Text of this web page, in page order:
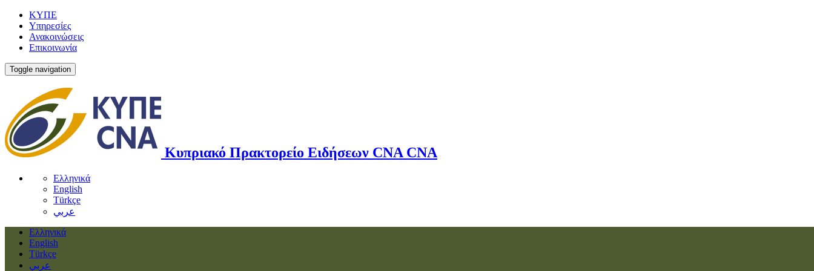
ΚΥΠΕ
Υπηρεσίες
Ανακοινώσεις
Επικοινωνία
Toggle navigation
Κυπριακό Πρακτορείο Ειδήσεων CNA CNA
Ελληνικά
English
Türkçe
عربي
Ελληνικά
English
Türkçe
عربي